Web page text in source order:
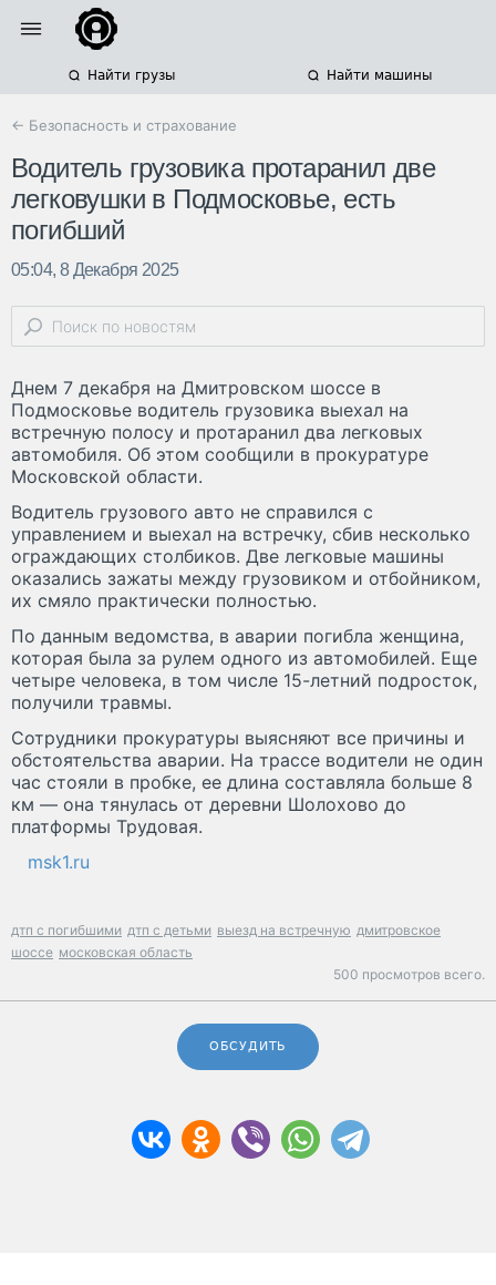
Найти грузы Найти машины
← Безопасность и страхование
Водитель грузовика протаранил две
легковушки в Подмосковье, есть
погибший
05:04, 8 Декабря 2025
Днем 7 декабря на Дмитровском шоссе в
Подмосковье водитель грузовика выехал на
встречную полосу и протаранил два легковых
автомобиля. Об этом сообщили в прокуратуре
Московской области.
Водитель грузового авто не справился с
управлением и выехал на встречку, сбив несколько
ограждающих столбиков. Две легковые машины
оказались зажаты между грузовиком и отбойником,
их смяло практически полностью.
По данным ведомства, в аварии погибла женщина,
которая была за рулем одного из автомобилей. Еще
четыре человека, в том числе 15-летний подросток,
получили травмы.
Сотрудники прокуратуры выясняют все причины и
обстоятельства аварии. На трассе водители не один
час стояли в пробке, ее длина составляла больше 8
км — она тянулась от деревни Шолохово до
платформы Трудовая.
msk1.ru
дтп с погибшими дтп с детьми выезд на встречную дмитровское
шоссе московская область
500 просмотров всего.
ОБСУДИТЬ